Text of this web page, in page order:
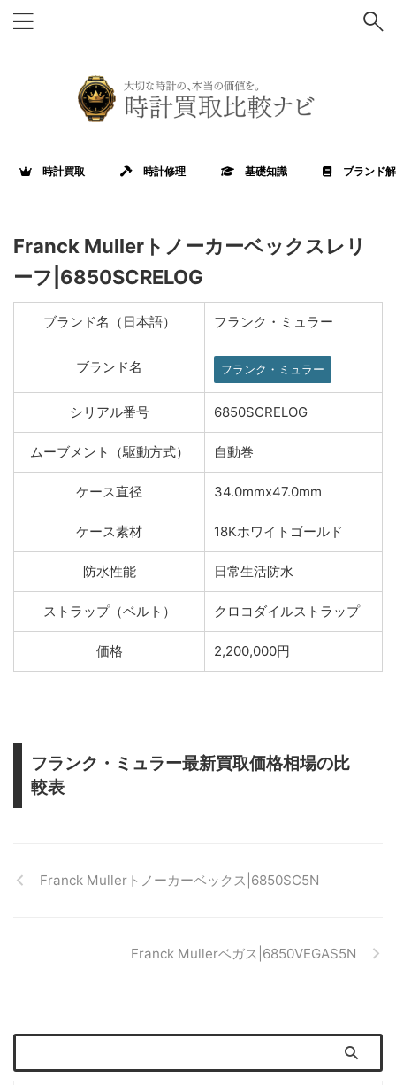
時計買取 時計修理 基礎知識 ブランド
Franck Mullerトノーカーベックスレリ
ーフ|6850SCRELOG
ブランド名（日本語） フランク・ミュラー
ブランド名 フランク・ミュラー
シリアル番号 6850SCRELOG
ムーブメント（駆動方式） 自動巻
ケース直径 34.0mmx47.0mm
ケース素材 18Kホワイトゴールド
防水性能 日常生活防水
ストラップ（ベルト） クロコダイルストラップ
価格 2,200,000円
フランク・ミュラー最新買取価格相場の比
較表
Franck Mullerトノーカーベックス|6850SC5N
Franck Mullerベガス|6850VEGAS5N